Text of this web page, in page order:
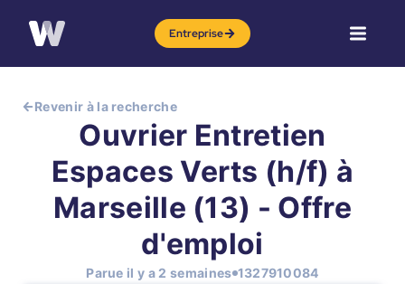
Entreprise
Revenir à la recherche
Ouvrier Entretien
Espaces Verts (h/f) à
Marseille (13) - Offre
d'emploi
Parue il y a 2 semaines 1327910084